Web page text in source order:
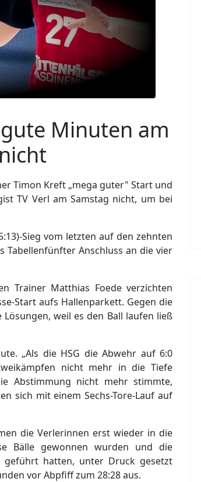
Minuten am
Timon Kreft „mega guter" Start und
TV Verl am Samstag nicht, um bei
Sieg vom letzten auf den zehnten
Tabellenfünfter Anschluss an die vier
Trainer Matthias Foede verzichten
Start aufs Hallenparkett. Gegen die
weil es den Ball laufen ließ
„Als die HSG die Abwehr auf 6:0
nicht mehr in die Tiefe
Abstimmung nicht mehr stimmte,
sich mit einem Sechs-Tore-Lauf auf
die Verlerinnen erst wieder in die
Bälle gewonnen wurden und die
hatten, unter Druck gesetzt
vor Abpfiff zum 28:28 aus.